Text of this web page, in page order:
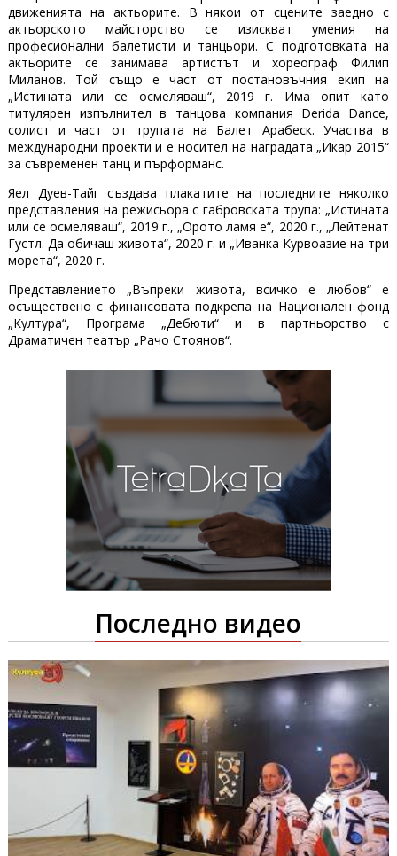
движенията на актьорите. В някои от сцените заедно с
актьорското майсторство се изискват умения на
професионални балетисти и танцьори. С подготовката на
актьорите се занимава артистът и хореограф Филип
Миланов. Той също е част от постановъчния екип на
„Истината или се осмеляваш“, 2019 г. Има опит като
титулярен изпълнител в танцова компания Derida Dance,
солист и част от трупата на Балет Арабеск. Участва в
международни проекти и е носител на наградата „Икар 2015“
за съвременен танц и пърформанс.
Яел Дуев-Тайг създава плакатите на последните няколко
представления на режисьора с габровската трупа: „Истината
или се осмеляваш“, 2019 г., „Орото ламя е“, 2020 г., „Лейтенат
Густл. Да обичаш живота“, 2020 г. и „Иванка Курвоазие на три
морета“, 2020 г.
Представлението „Въпреки живота, всичко е любов“ е
осъществено с финансовата подкрепа на Национален фонд
„Култура“, Програма „Дебюти“ и в партньорство с
Драматичен театър „Рачо Стоянов“.
Последно видео